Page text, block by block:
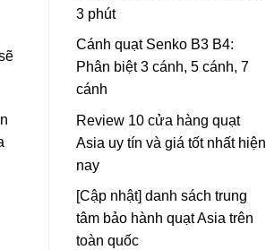
3 phút
Cánh quạt Senko B3 B4:
Phân biệt 3 cánh, 5 cánh, 7
cánh
Review 10 cửa hàng quạt
Asia uy tín và giá tốt nhất hiện
nay
[Cập nhật] danh sách trung
tâm bảo hành quạt Asia trên
toàn quốc